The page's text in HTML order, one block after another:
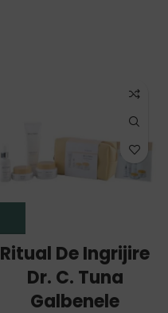
Ritual De Ingrijire
Dr. C. Tuna
Galbenele